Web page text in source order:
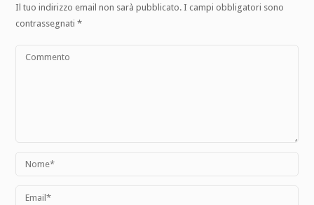
Il tuo indirizzo email non sarà pubblicato. I campi obbligatori sono
contrassegnati*